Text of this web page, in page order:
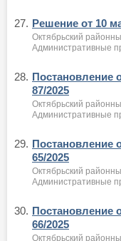
27. Решение от 10
Октябрьский
Административные
28. Постановление
87/2025
Октябрьский
Административные
29. Постановление
65/2025
Октябрьский
Административные
30. Постановление
66/2025
Октябрьский